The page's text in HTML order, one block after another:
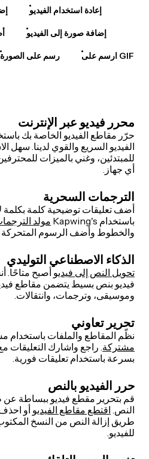
إعادة استخدام الفيديو
إضافة صورة إلى الفيديو
رسم على الصورة ارسم على GIF
محرر فيديو عبر الإنترنت
حرّر مقاطع الفيديو الخاصة بك
الفيديو السريع والقوي لدينا. سهل
للمبتدئين، وغني بالميزات
أي جهاز.
الترجمات السحرية
أضف تعليقات توضيحية كلمة بكلمة
باستخدام Kapwing's
مولد
والخطوط وأضف الرسوم المتحركة أو
الذكاء الاصطناعي التوليدي
تحويل النص إلى فيديو أصبح متاحًا.
فيديو بنص بسيط يتضمن مقاطع
وموسيقى، وترجمات، وانتقالات.
تحرير تعاوني
نظّم المقاطع والملفات باستخدام
مشتركة . راجع واشارك التعليقات
بسرعة باستخدام تعليقات فورية.
حرر الفيديو بالنص
قم بتحرير مقطع فيديو ببساطة عن
النص. اقتطع مقاطع الفيديو أو
طريق إزالة النص من النسخ المكتوب
للفيديو.